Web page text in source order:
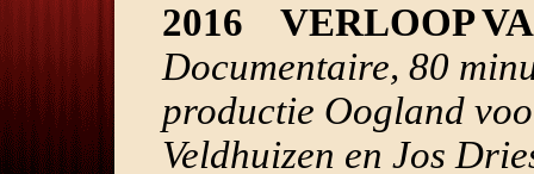
2016 VERLOOP
Documentaire, 80
productie Oogland
Veldhuizen en Jos